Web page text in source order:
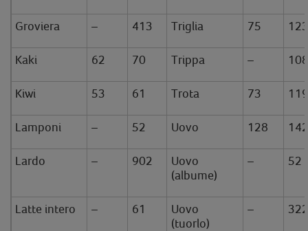
Groviera – 413 Triglia 75
Kaki 62 70 Trippa –
Kiwi 53 61 Trota 73
Lamponi – 52 Uovo 128
Lardo – 902
Uovo
(albume)
– 52
Latte intero – 61
Uovo
(tuorlo)
–